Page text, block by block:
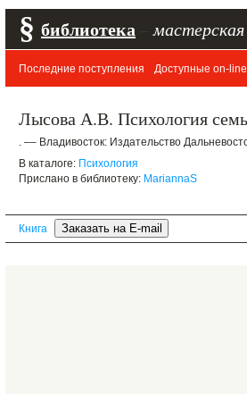
§ библиотека мастерская
Последние поступления Доступные on-line
Лысова А.В. Психология
. –– Владивосток: Издательство
В каталоге: Психология
Прислано в библиотеку: MariannaS
Книга